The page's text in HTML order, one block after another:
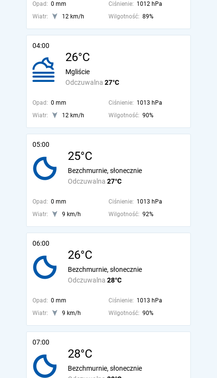
Opad: 0 mm Ciśnienie: 1012 hPa
Wiatr:
12 km/h Wilgotność: 89%
04:00
26°C
Odczuwalna 27°C
Mgliście
Opad: 0 mm Ciśnienie: 1013 hPa
Wiatr:
12 km/h Wilgotność: 90%
05:00
25°C
Odczuwalna 27°C
Bezchmurnie, słonecznie
Opad: 0 mm Ciśnienie: 1013 hPa
Wiatr:
9 km/h Wilgotność: 92%
06:00
26°C
Odczuwalna 28°C
Bezchmurnie, słonecznie
Opad: 0 mm Ciśnienie: 1013 hPa
Wiatr:
9 km/h Wilgotność: 90%
07:00
28°C
Bezchmurnie, słonecznie